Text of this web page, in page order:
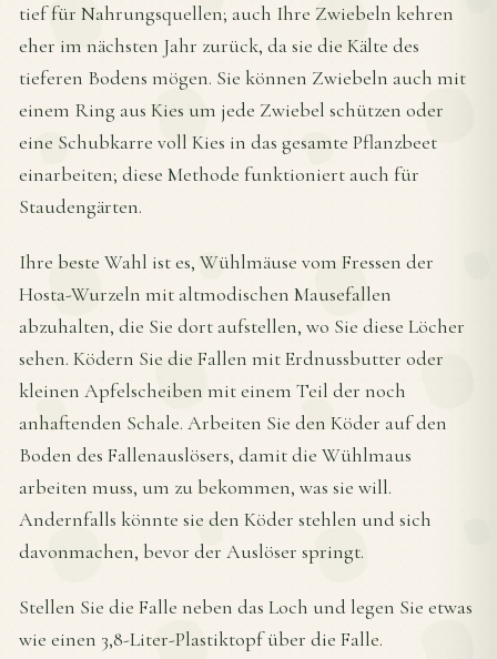
tief für Nahrungsquellen; auch Ihre Zwiebeln kehren
eher im nächsten Jahr zurück, da sie die Kälte des
tieferen Bodens mögen. Sie können Zwiebeln auch mit
einem Ring aus Kies um jede Zwiebel schützen oder
eine Schubkarre voll Kies in das gesamte Pflanzbeet
einarbeiten; diese Methode funktioniert auch für
Staudengärten.
Ihre beste Wahl ist es, Wühlmäuse vom Fressen der
Hosta-Wurzeln mit altmodischen Mausefallen
abzuhalten, die Sie dort aufstellen, wo Sie diese Löcher
sehen. Ködern Sie die Fallen mit Erdnussbutter oder
kleinen Apfelscheiben mit einem Teil der noch
anhaftenden Schale. Arbeiten Sie den Köder auf den
Boden des Fallenauslösers, damit die Wühlmaus
arbeiten muss, um zu bekommen, was sie will.
Andernfalls könnte sie den Köder stehlen und sich
davonmachen, bevor der Auslöser springt.
Stellen Sie die Falle neben das Loch und legen Sie etwas
wie einen 3,8-Liter-Plastiktopf über die Falle.